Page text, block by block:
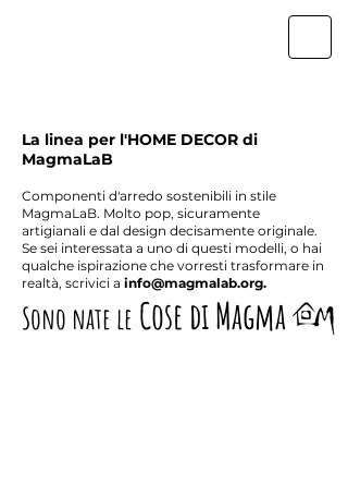
La linea per l'HOME DECOR di
MagmaLaB
Componenti d'arredo sostenibili in stile
MagmaLaB. Molto pop, sicuramente
artigianali e dal design decisamente originale.
Se sei interessata a uno di questi modelli, o hai
qualche ispirazione che vorresti trasformare in
realtà, scrivici a info@magmalab.org.
Sono nate le Cose di Magma